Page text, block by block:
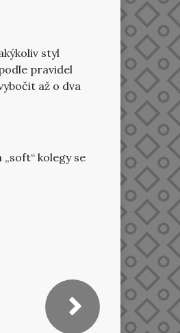
styl
pravidel
až o dva
kolegy se